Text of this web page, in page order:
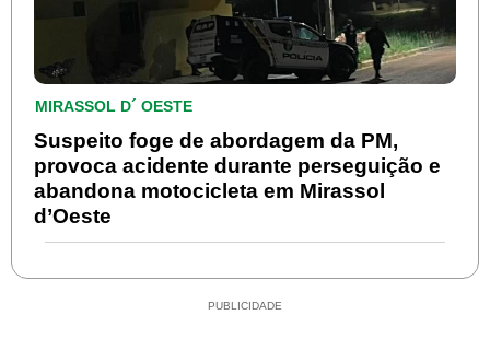
MIRASSOL D´ OESTE
Suspeito foge de abordagem da PM,
provoca acidente durante perseguição e
abandona motocicleta em Mirassol
d’Oeste
PUBLICIDADE